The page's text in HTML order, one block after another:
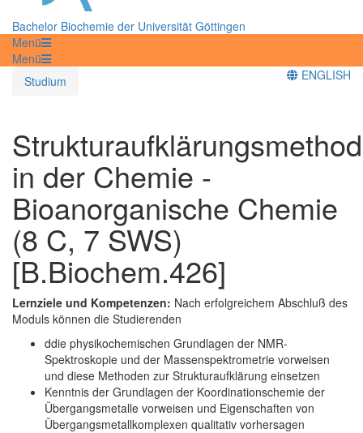
Bachelor Biochemie der Universität Göttingen
Menü
Menü
Studium
ENGLISH
in der Chemie -
Bioanorganische Chemie
(8 C, 7 SWS)
[B.Biochem.426]
Lernziele und Kompetenzen: Nach erfolgreichem Abschluß des
Moduls können die Studierenden
ddie physikochemischen Grundlagen der NMR-
Spektroskopie und der Massenspektrometrie vorweisen
und diese Methoden zur Strukturaufklärung einsetzen
Kenntnis der Grundlagen der Koordinationschemie der
Übergangsmetalle vorweisen und Eigenschaften von
Übergangsmetallkomplexen qualitativ vorhersagen